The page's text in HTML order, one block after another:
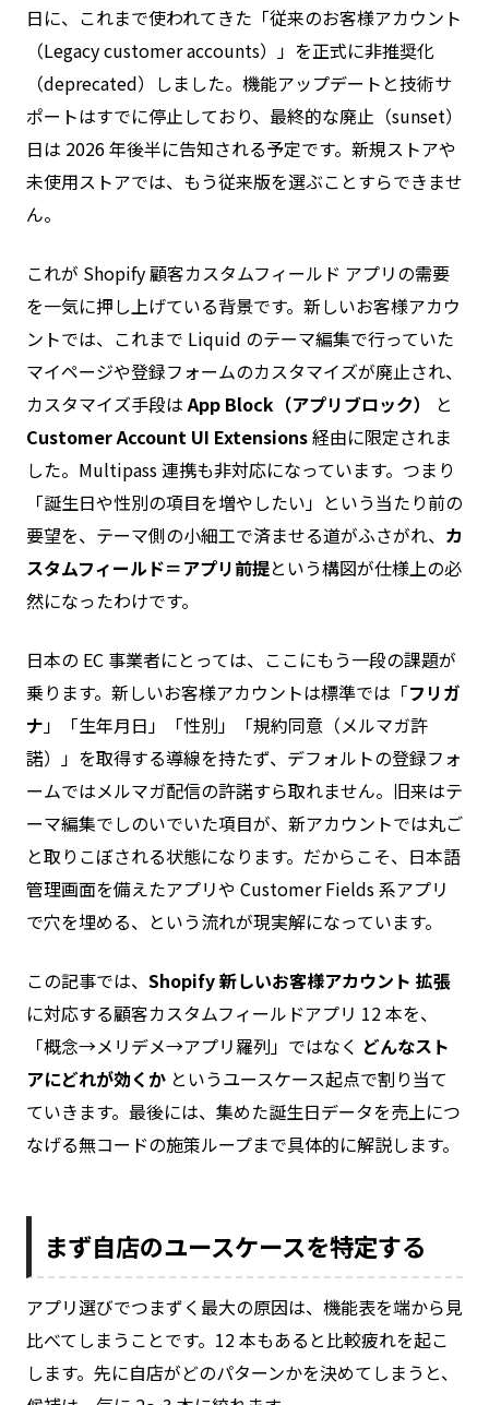
日に、これまで使われてきた「従来のお客様アカウント
（Legacy customer accounts）」を正式に非推奨化
（deprecated）しました。機能アップデートと技術サ
ポートはすでに停止しており、最終的な廃止（sunset）
日は 2026 年後半に告知される予定です。新規ストアや
未使用ストアでは、もう従来版を選ぶことすらできませ
ん。
これが Shopify 顧客カスタムフィールド アプリの需要
を一気に押し上げている背景です。新しいお客様アカウ
ントでは、これまで Liquid のテーマ編集で行っていた
マイページや登録フォームのカスタマイズが廃止され、
カスタマイズ手段は App Block（アプリブロック）
と
Customer Account UI Extensions経由に限定されま
した。Multipass 連携も非対応になっています。つまり
「誕生日や性別の項目を増やしたい」という当たり前の
要望を、テーマ側の小細工で済ませる道がふさがれ、 カ
スタムフィールド＝アプリ前提という構図が仕様上の必
然になったわけです。
日本の EC 事業者にとっては、ここにもう一段の課題が
乗ります。新しいお客様アカウントは標準では「フリガ
ナ 」「生年月日」「性別」「規約同意（メルマガ許
諾）」を取得する導線を持たず、デフォルトの登録フォ
ームではメルマガ配信の許諾すら取れません。旧来はテ
ーマ編集でしのいでいた項目が、新アカウントでは丸ご
と取りこぼされる状態になります。だからこそ、日本語
管理画面を備えたアプリや Customer Fields 系アプリ
で穴を埋める、という流れが現実解になっています。
この記事では、 Shopify 新しいお客様アカウント 拡張
に対応する顧客カスタムフィールドアプリ 12 本を、
「概念→メリデメ→アプリ羅列」ではなく どんなスト
アにどれが効くか というユースケース起点で割り当て
ていきます。最後には、集めた誕生日データを売上につ
なげる無コードの施策ループまで具体的に解説します。
まず自店のユースケースを特定する
アプリ選びでつまずく最大の原因は、機能表を端から見
比べてしまうことです。12 本もあると比較疲れを起こ
します。先に自店がどのパターンかを決めてしまうと、